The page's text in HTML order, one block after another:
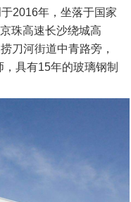
2016年，坐落于国家
珠高速长沙绕城高
刀河街道中青路旁，
具有15年的玻璃钢制